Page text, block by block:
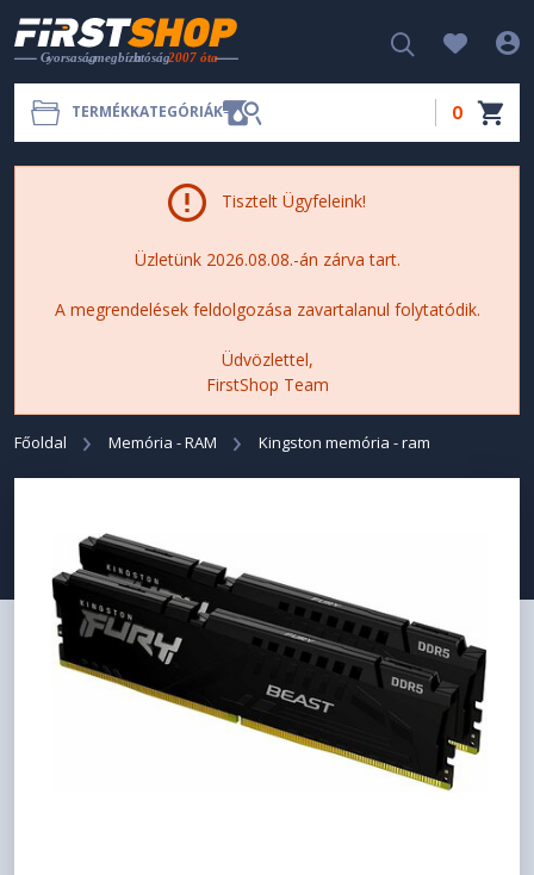
TERMÉKKATEGÓRIÁK 0
Tisztelt Ügyfeleink!
Üzletünk 2026.08.08.-án zárva tart.
A megrendelések feldolgozása zavartalanul folytatódik.
Üdvözlettel,
FirstShop Team
Főoldal Memória - RAM Kingston memória - ram